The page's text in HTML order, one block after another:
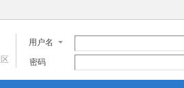
用户名
密码